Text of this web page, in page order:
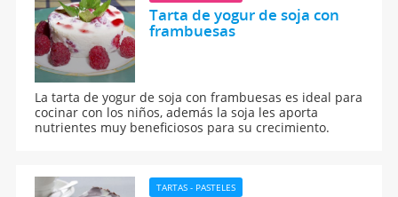
Tarta de yogur de soja con
frambuesas
La tarta de yogur de soja con frambuesas es ideal para
cocinar con los niños, además la soja les aporta
nutrientes muy beneficiosos para su crecimiento.
TARTAS - PASTELES